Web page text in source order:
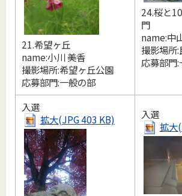
21.希望ヶ丘
name:小川 美香
撮影場所:希望ヶ丘公園
応募部門:一般の部
24.桜と
門
name:中
撮影場所
応募部門
入選
拡大(JPG 403 KB)
入選
拡大